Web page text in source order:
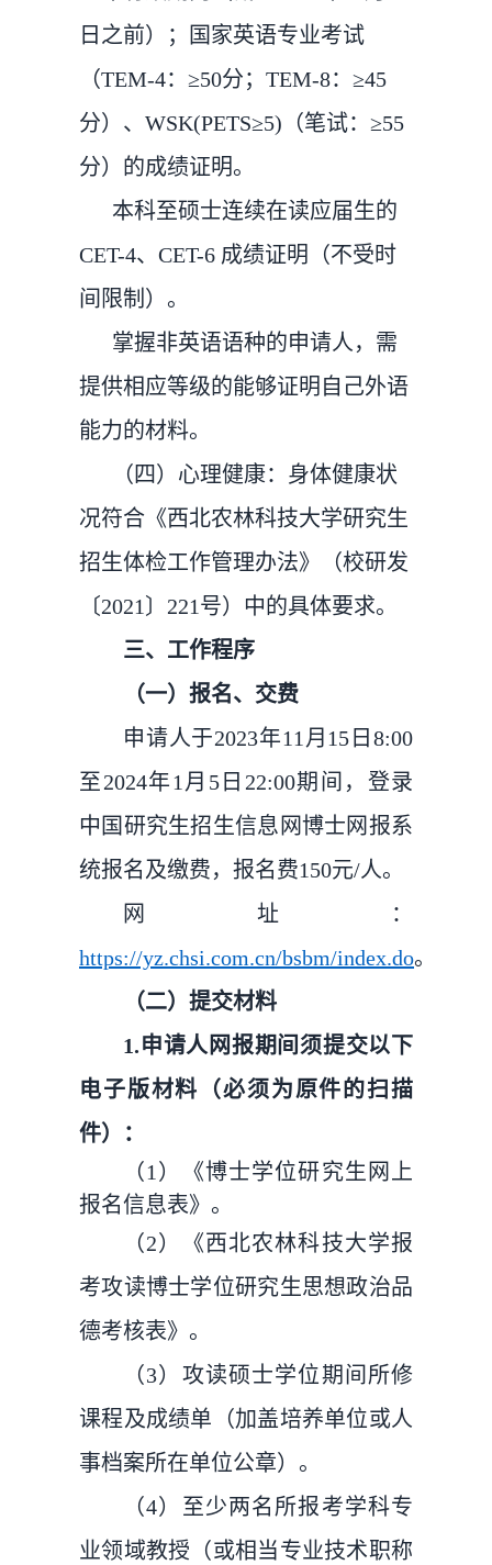
日之前）；国家英语专业考试
（TEM-4：≥50分；TEM-8：≥45
分）、WSK(PETS≥5)（笔试：≥55
分）的成绩证明。
本科至硕士连续在读应届生的
CET-4、CET-6 成绩证明（不受时
间限制）。
掌握非英语语种的申请人，需
提供相应等级的能够证明自己外语
能力的材料。
（四）心理健康：身体健康状
况符合《西北农林科技大学研究生
招生体检工作管理办法》（校研发
〔2021〕 221号）中的具体要求。
三、工作程序
（一）报名、交费
申请人于2023年11月15日8:00
至2024年1月5日22:00期间，登录
中国研究生招生信息网博士网报系
统报名及缴费，报名费150元/人。
网址：
https://yz.chsi.com.cn/bsbm/index.do。
（二）提交材料
1.申请人网报期间须提交以下
电子版材料（必须为原件的扫描
件）：
（1）《博士学位研究生网上
报名信息表》。
（2）《西北农林科技大学报
考攻读博士学位研究生思想政治品
德考核表》。
（3）攻读硕士学位期间所修
课程及成绩单（加盖培养单位或人
事档案所在单位公章）。
（4）至少两名所报考学科专
业领域教授（或相当专业技术职称